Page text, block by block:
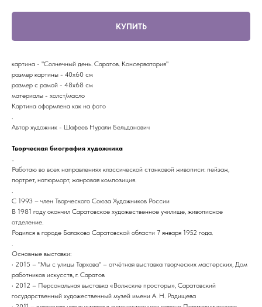
КУПИТЬ
картина - "Солнечный день. Саратов. Консерватория"
размер картины - 40х60 см
размер с рамой - 48х68 см
материалы - холст/масло
Картина оформлена как на фото
.
Автор художник - Шафеев Нурали Бельданович
Творческая биография художника
..
Работаю во всех направлениях классической станковой живописи: пейзаж,
портрет, натюрморт, жанровая композиция.
.
С 1993 – член Творческого Союза Художников России
В 1981 году окончил Саратовское художественное училище, живописное
отделение.
Родился в городе Балаково Саратовской области 7 января 1952 года.
.
Основные выставки:
• 2015 – "Мы с улицы Тархова" – отчётная выставка творческих мастерских, Дом
работников искусств, г. Саратов
• 2012 – Персональная выставка «Волжские просторы», Саратовский
государственный художественный музей имени А. Н. Радищева